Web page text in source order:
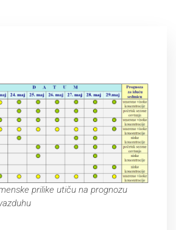
prilike utiču na prognozu